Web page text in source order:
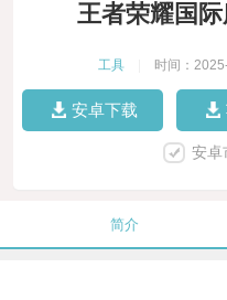
王者荣耀国
工具 时间：
安卓下载
安卓
简介